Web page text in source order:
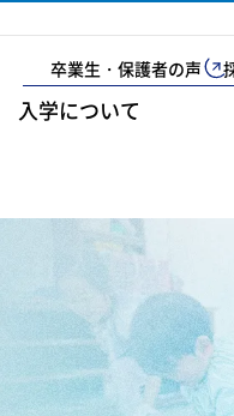
卒業生・保護者の声
入学について